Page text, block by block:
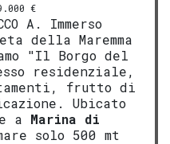
€
A. Immerso
della Maremma
"Il Borgo del
residenziale,
frutto di
Ubicato
a Marina di
solo 500 mt